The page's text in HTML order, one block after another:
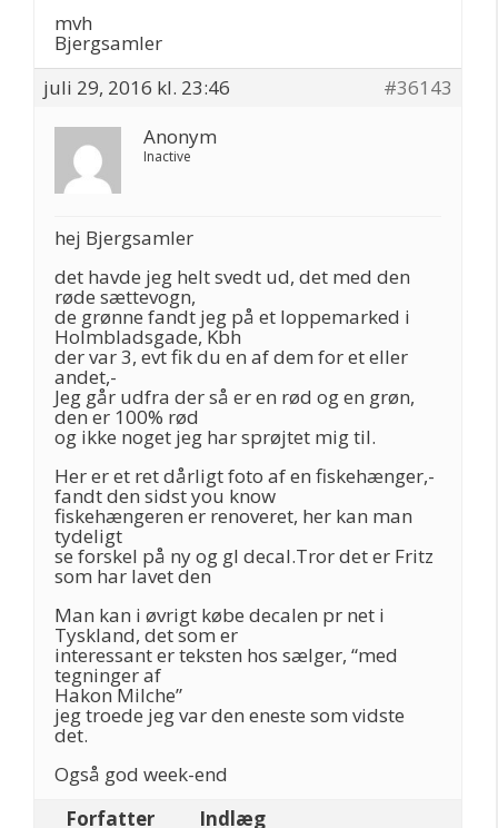
mvh
Bjergsamler
juli 29, 2016 kl. 23:46
#36143
Anonym
Inactive
hej Bjergsamler
det havde jeg helt svedt ud, det med den
røde sættevogn,
de grønne fandt jeg på et loppemarked i
Holmbladsgade, Kbh
der var 3, evt fik du en af dem for et eller
andet,-
Jeg går udfra der så er en rød og en grøn,
den er 100% rød
og ikke noget jeg har sprøjtet mig til.
Her er et ret dårligt foto af en fiskehænger,-
fandt den sidst you know
fiskehængeren er renoveret, her kan man
tydeligt
se forskel på ny og gl decal.Tror det er Fritz
som har lavet den
Man kan i øvrigt købe decalen pr net i
Tyskland, det som er
interessant er teksten hos sælger, “med
tegninger af
Hakon Milche”
jeg troede jeg var den eneste som vidste
det.
Også god week-end
Forfatter
Indlæg